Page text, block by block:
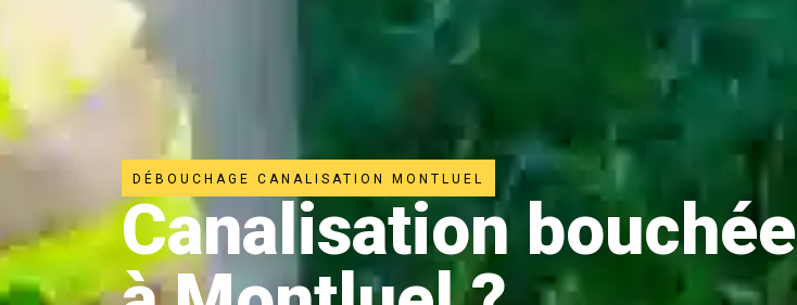
DÉBOUCHAGE CANALISATION MONTLUEL
Canalisation bouchée